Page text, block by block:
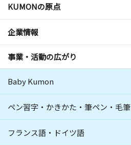
KUMONの原点
企業情報
事業・活動の広がり
Baby Kumon
ペン習字・かきかた・筆ペン・毛筆
フランス語・ドイツ語